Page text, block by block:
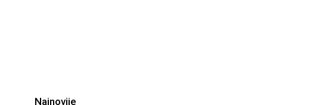
Najnovije